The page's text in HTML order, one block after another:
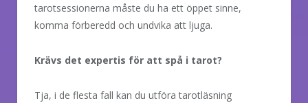
tarotsessionerna måste du ha ett öppet sinne,
komma förberedd och undvika att ljuga.
Krävs det expertis för att spå i tarot?
Tja, i de flesta fall kan du utföra tarotläsning